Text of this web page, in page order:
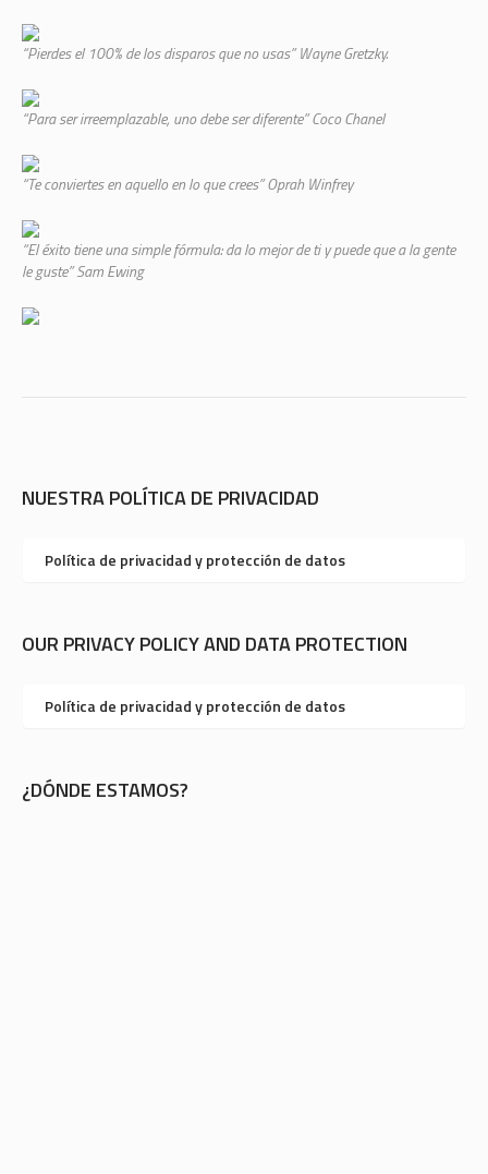
“Pierdes el 100% de los disparos que no usas” Wayne Gretzky.
“Para ser irreemplazable, uno debe ser diferente” Coco Chanel
“Te conviertes en aquello en lo que crees” Oprah Winfrey
“El éxito tiene una simple fórmula: da lo mejor de ti y puede que a la gente
le guste” Sam Ewing
NUESTRA POLÍTICA DE PRIVACIDAD
Política de privacidad y protección de datos
OUR PRIVACY POLICY AND DATA PROTECTION
Política de privacidad y protección de datos
¿DÓNDE ESTAMOS?